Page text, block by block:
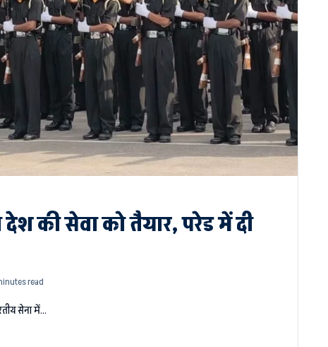
की सेवा को तैयार, परेड में दी
read
सेना में…